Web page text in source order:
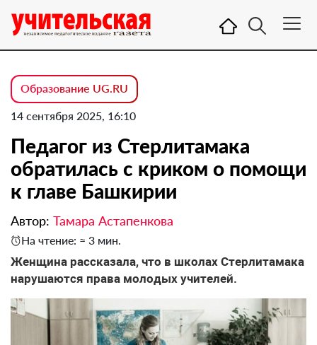
Образование UG.RU
14 сентября 2025, 16:10
Педагог из Стерлитамака
обратилась с криком о помощи
к главе Башкирии
Автор: Тамара Астапенкова
На чтение: ≈ 3 мин.
Женщина рассказала, что в школах Стерлитамака
нарушаются права молодых учителей.